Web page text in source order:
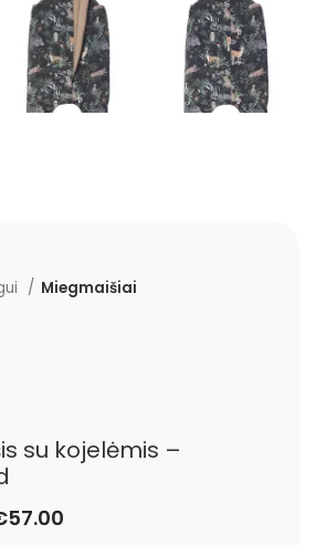
Miegmaišiai
su kojelėmis –
57.00